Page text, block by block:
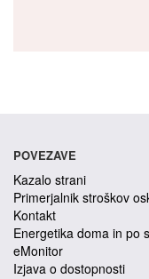
POVEZAVE
Kazalo strani
Primerjalnik stroškov
Kontakt
Energetika doma in po
eMonitor
Izjava o dostopnosti